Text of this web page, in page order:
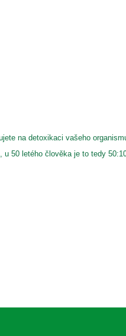
na detoxikaci vašeho
50 letého člověka je to tedy